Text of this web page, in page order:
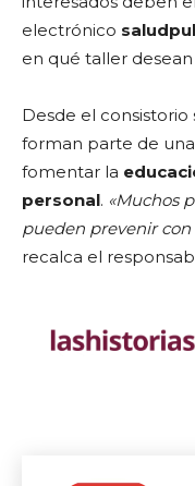
electrónico
en qué taller desean
Desde el consistorio
forman parte de
fomentar la
personal. «Muchos
pueden prevenir
recalca el